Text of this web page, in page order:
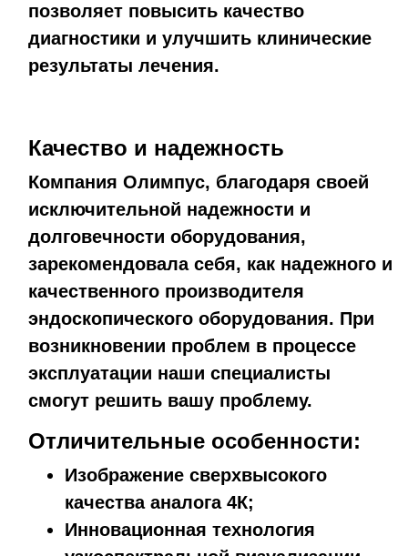
позволяет повысить качество
диагностики и улучшить клинические
результаты лечения.
Качество и надежность
Компания Олимпус, благодаря своей
исключительной надежности и
долговечности оборудования,
зарекомендовала себя, как надежного и
качественного производителя
эндоскопического оборудования. При
возникновении проблем в процессе
эксплуатации наши специалисты
смогут решить вашу проблему.
Отличительные особенности:
Изображение сверхвысокого
качества аналога 4К;
Инновационная технология